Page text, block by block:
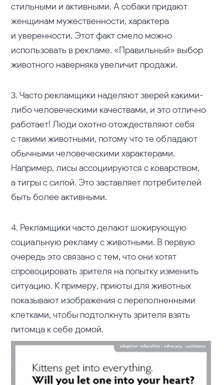
стильными и активными. А собаки придают
женщинам мужественности, характера
и уверенности. Этот факт смело можно
использовать в рекламе. «Правильный» выбор
животного наверняка увеличит продажи.
3. Часто рекламщики наделяют зверей какими-
либо человеческими качествами, и это отлично
работает! Люди охотно отождествляют себя
с такими животными, потому что те обладают
обычными человеческими характерами.
Например, лисы ассоциируются с коварством,
а тигры с силой. Это заставляет потребителей
быть более активными.
4. Рекламщики часто делают шокирующую
социальную рекламу с животными. В первую
очередь это связано с тем, что они хотят
спровоцировать зрителя на попытку изменить
ситуацию. К примеру, приюты для животных
показывают изображения с переполненными
клетками, чтобы подтолкнуть зрителя взять
питомца к себе домой.